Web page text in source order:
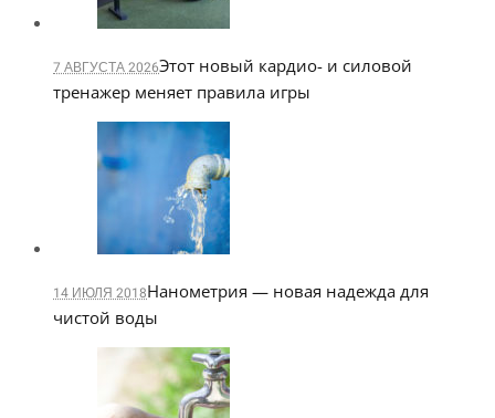
7 АВГУСТА 2026Этот новый кардио- и силовой
тренажер меняет правила игры
14 ИЮЛЯ 2018Нанометрия — новая надежда для
чистой воды